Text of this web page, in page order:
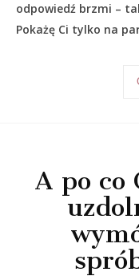
odpowiedź brzmi –
Pokażę Ci tylko na
A po co